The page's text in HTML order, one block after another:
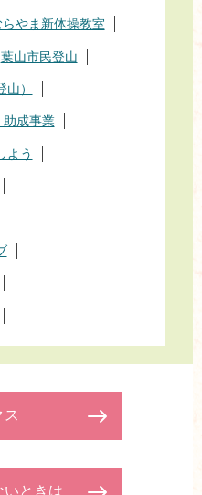
らやま新体操教室
葉山市民登山
）
助成事業
よう
いときは